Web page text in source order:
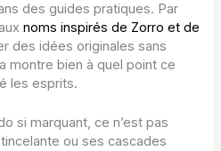
des guides pratiques. Par
noms inspirés de Zorro et de
des idées originales sans
montre bien à quel point ce
les esprits.
si marquant, ce n’est pas
ou ses cascades